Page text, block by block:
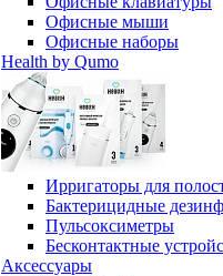
Офисные мыши
Офисные наборы
Health by Qumo
Ирригаторы для
Бактерицидные
Пульсоксиметры
Бесконтактные
Аксессуары